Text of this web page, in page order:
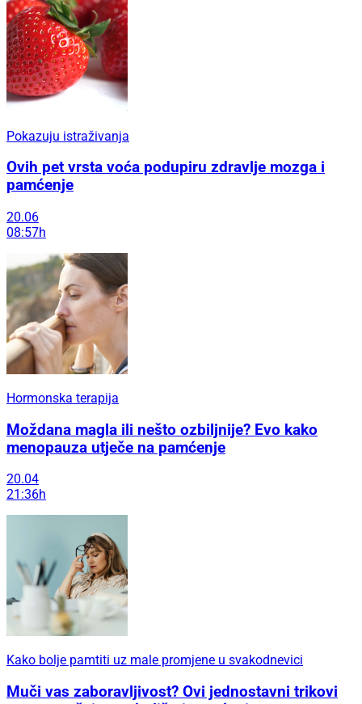
Pokazuju istraživanja
Ovih pet vrsta voća podupiru zdravlje mozga i
pamćenje
20.06
08:57h
Hormonska terapija
Moždana magla ili nešto ozbiljnije? Evo kako
menopauza utječe na pamćenje
20.04
21:36h
Kako bolje pamtiti uz male promjene u svakodnevici
Muči vas zaboravljivost? Ovi jednostavni trikovi